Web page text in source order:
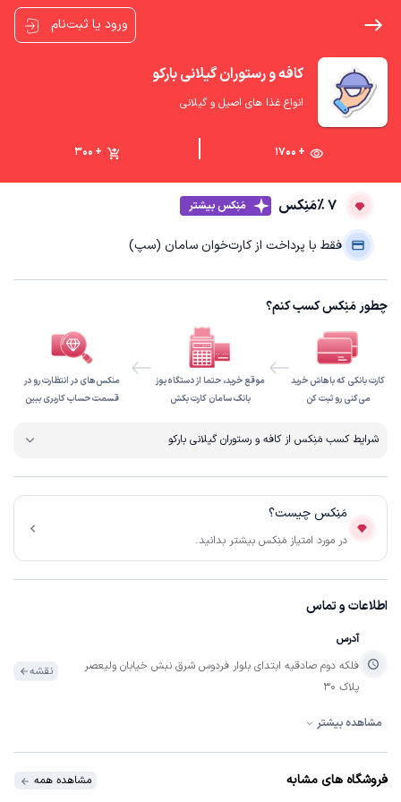
ورود یا ثبت‌نام
کافه و رستوران گیلانی بارکو
انواع غذا های اصیل و گیلانی
+ 1700
+ 300
7 ٪ مَنِکس مَنِکس بیشتر
فقط با پرداخت از کارت‌خوان سامان (سپ)
چطور مَنِکس کسب کنم؟
کارت بانکی که باهاش خرید
می‌کنی رو ثبت کن
موقع خرید، حتما از دستگاه پوز
بانک سامان کارت بکش
منکس‌های در انتظارت رو در
قسمت حساب کاربری ببین
شرایط کسب مَنِکس از کافه و رستوران گیلانی بارکو
مَنِکس چیست؟
در مورد امتیاز مَنِکس بیشتر بدانید.
اطلاعات و تماس
آدرس
فلکه دوم صادقیه ابتدای بلوار فردوس شرق نبش خیابان ولیعصر
پلاک 30
نقشه
تلفن
02144060106
تماس
ساعات فعالیت
مشاهده بیشتر
فروشگاه های مشابه مشاهده همه